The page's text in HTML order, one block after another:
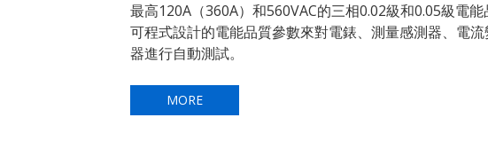
最高120A（360A）和560VAC的三相0.02級和0.05級電
可程式設計的電能品質參數來對電錶、測量感測器、電
器進行自動測試。
MORE